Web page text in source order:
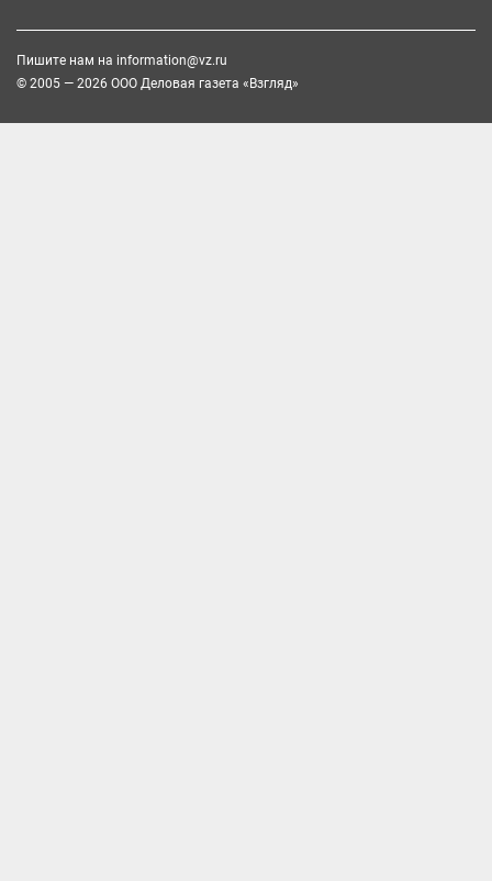
Пишите нам на information@vz.ru
© 2005 — 2026 ООО Деловая газета «Взгляд»